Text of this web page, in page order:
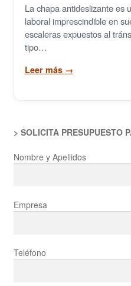
La chapa antideslizante es
laboral imprescindible en
escaleras expuestos al
tipo…
Leer más →
> SOLICITA PRESUPUESTO
Nombre y Apellidos
Empresa
Teléfono